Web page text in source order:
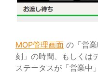
MOP管理画面 の「営
刻」の時間、もしくは
ステータスが「営業中